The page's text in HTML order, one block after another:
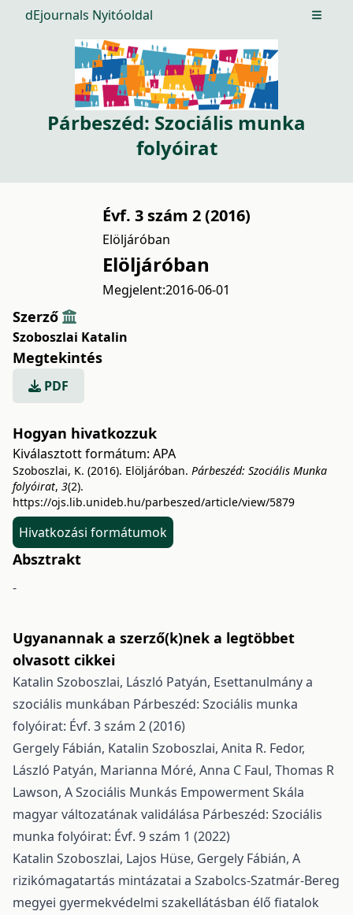
dEjournals Nyitóoldal Open
Párbeszéd: Szociális munka
folyóirat
Évf. 3 szám 2 (2016)
Elöljáróban
Elöljáróban
Megjelent:2016-06-01
Szerző
Szoboszlai Katalin
Megtekintés
PDF
Hogyan hivatkozzuk
Kiválasztott formátum: APA
Szoboszlai, K. (2016). Elöljáróban. Párbeszéd: Szociális Munka
folyóirat, 3(2).
https://ojs.lib.unideb.hu/parbeszed/article/view/5879
Hivatkozási formátumok
Absztrakt
-
Ugyanannak a szerző(k)nek a legtöbbet
olvasott cikkei
Katalin Szoboszlai, László Patyán, Esettanulmány a
szociális munkában Párbeszéd: Szociális munka
folyóirat: Évf. 3 szám 2 (2016)
Gergely Fábián, Katalin Szoboszlai, Anita R. Fedor,
László Patyán, Marianna Móré, Anna C Faul, Thomas R
Lawson, A Szociális Munkás Empowerment Skála
magyar változatának validálása Párbeszéd: Szociális
munka folyóirat: Évf. 9 szám 1 (2022)
Katalin Szoboszlai, Lajos Hüse, Gergely Fábián, A
rizikómagatartás mintázatai a Szabolcs-Szatmár-Bereg
megyei gyermekvédelmi szakellátásban élő fiatalok